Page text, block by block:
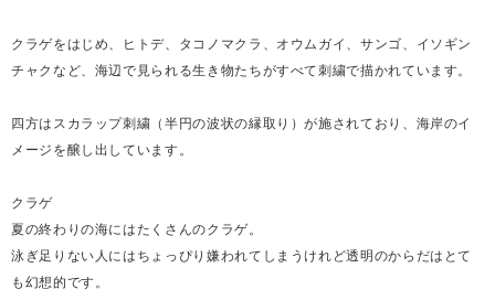
クラゲをはじめ、ヒトデ、タコノマクラ、オウムガイ、サンゴ、イソギン
チャクなど、海辺で見られる生き物たちがすべて刺繍で描かれています。
四方はスカラップ刺繍（半円の波状の縁取り）が施されており、海岸のイ
メージを醸し出しています。
クラゲ
夏の終わりの海にはたくさんのクラゲ。
泳ぎ足りない人にはちょっぴり嫌われてしまうけれど透明のからだはとて
も幻想的です。